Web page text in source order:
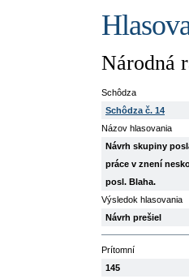
Národná
Schôdza
Schôdza č. 14
Názov hlasovania
Návrh skupiny
práce v znení
posl. Blaha.
Výsledok hlasovania
Návrh prešiel
Prítomní
145